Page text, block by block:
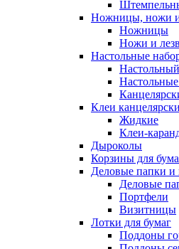
Ножницы, ножи и
Ножницы
Ножи и
Настольные
Клеи
Жидкие
Клеи-
Дыроколы
Корзины для
Деловые папки и
Деловые
Портфели
Визитницы
Лотки для бумаг
Поддоны